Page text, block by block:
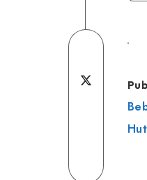
Share
on
Facebook